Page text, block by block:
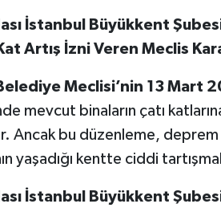
İstanbul Büyükkent
Artış İzni Veren Meclis
Meclisi’nin 13 Mart
mevcut binaların çatı
Ancak bu düzenleme, deprem
yaşadığı kentte ciddi
İstanbul Büyükkent